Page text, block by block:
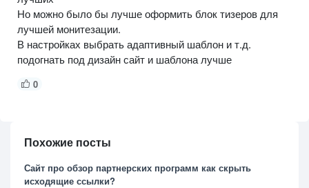
Но можно было бы лучше оформить блок тизеров для
лучшей монитезации.
В настройках выбрать адаптивный шаблон и т.д.
подогнать под дизайн сайт и шаблона лучше
0
Похожие посты
Сайт про обзор партнерских программ как скрыть
исходящие ссылки?